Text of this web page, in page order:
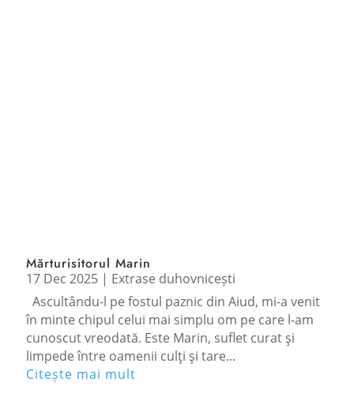
Mărturisitorul Marin
17 Dec 2025| Extrase duhovnicești
Ascultându-l pe fostul paznic din Aiud, mi-a venit
în minte chipul celui mai simplu om pe care l-am
cunoscut vreodată. Este Marin, suflet curat şi
limpede între oamenii culţi şi tare...
Citește mai mult